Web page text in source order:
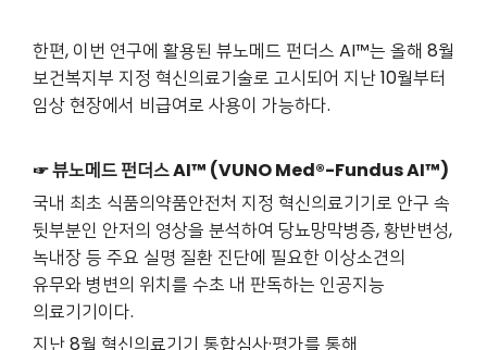
한편, 이번 연구에 활용된 뷰노메드 펀더스 AI™는 올해 8월
보건복지부 지정 혁신의료기술로 고시되어 지난 10월부터
임상 현장에서 비급여로 사용이 가능하다.
☞ 뷰노메드 펀더스 AI™ (VUNO Med®-Fundus AI™)
국내 최초 식품의약품안전처 지정 혁신의료기기로 안구 속
뒷부분인 안저의 영상을 분석하여 당뇨망막병증, 황반변성,
녹내장 등 주요 실명 질환 진단에 필요한 이상소견의
유무와 병변의 위치를 수초 내 판독하는 인공지능
의료기기이다.
지난 8월 혁신의료기기 통합심사·평가를 통해